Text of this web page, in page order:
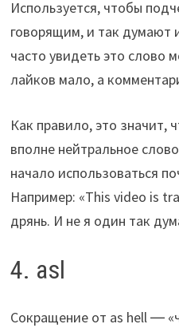
Используется, чтобы
говорящим, и так думают
часто увидеть это слово
лайков мало, а
Как правило, это значит,
вполне нейтральное
начало использоваться
Например: «This video is
дрянь. И не я один так
4. asl
Сокращение от as hell ―